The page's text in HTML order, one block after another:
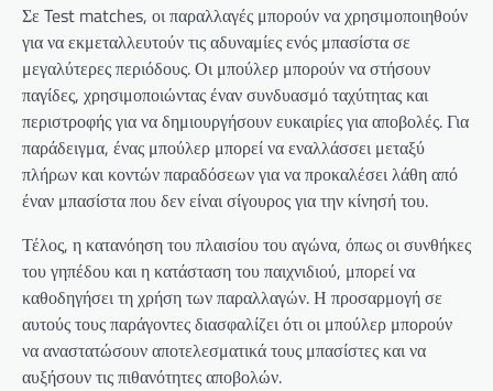
Σε Test matches, οι παραλλαγές μπορούν να χρησιμοποιηθούν
για να εκμεταλλευτούν τις αδυναμίες ενός μπασίστα σε
μεγαλύτερες περιόδους. Οι μπούλερ μπορούν να στήσουν
παγίδες, χρησιμοποιώντας έναν συνδυασμό ταχύτητας και
περιστροφής για να δημιουργήσουν ευκαιρίες για αποβολές. Για
παράδειγμα, ένας μπούλερ μπορεί να εναλλάσσει μεταξύ
πλήρων και κοντών παραδόσεων για να προκαλέσει λάθη από
έναν μπασίστα που δεν είναι σίγουρος για την κίνησή του.
Τέλος, η κατανόηση του πλαισίου του αγώνα, όπως οι συνθήκες
του γηπέδου και η κατάσταση του παιχνιδιού, μπορεί να
καθοδηγήσει τη χρήση των παραλλαγών. Η προσαρμογή σε
αυτούς τους παράγοντες διασφαλίζει ότι οι μπούλερ μπορούν
να αναστατώσουν αποτελεσματικά τους μπασίστες και να
αυξήσουν τις πιθανότητες αποβολών.